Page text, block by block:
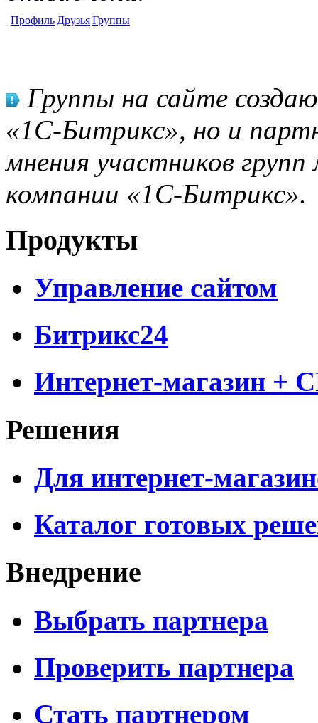
Профиль ДрузьяГруппы
Группы на сайте
«1С-Битрикс», но и
мнения участников
компании «1С-Битрикс».
Продукты
Управление сайтом
Битрикс24
Интернет-магазин +
Решения
Для интернет-
Каталог готовых
Внедрение
Выбрать партнера
Проверить партнера
Стать партнером